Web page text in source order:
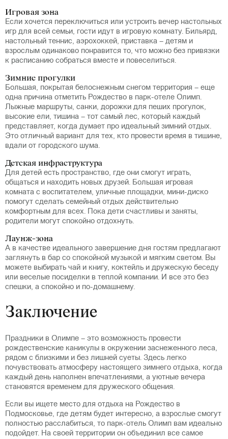
Игровая зона
Если хочется переключиться или устроить вечер настольных
игр для всей семьи, гости идут в игровую комнату. Бильярд,
настольный теннис, аэрохоккей, приставка – детям и
взрослым одинаково понравится то, что можно без привязки
к расписанию собраться вместе и повеселиться.
Зимние прогулки
Большая, покрытая белоснежным снегом территория – еще
одна причина отметить Рождество в парк-отеле Олимп.
Лыжные маршруты, санки, дорожки для пеших прогулок,
высокие ели, тишина – тот самый лес, который каждый
представляет, когда думает про идеальный зимний отдых.
Это отличный вариант для тех, кто провести время в тишине,
вдали от городского шума.
Детская инфраструктура
Для детей есть пространство, где они смогут играть,
общаться и находить новых друзей. Большая игровая
комната с воспитателем, уличные площадки, мини-диско
помогут сделать семейный отдых действительно
комфортным для всех. Пока дети счастливы и заняты,
родители могут спокойно отдохнуть.
Лаунж-зона
А в качестве идеального завершение дня гостям предлагают
заглянуть в бар со спокойной музыкой и мягким светом. Вы
можете выбирать чай и книгу, коктейль и дружескую беседу
или веселые посиделки в теплой компании. И все это без
спешки, а спокойно и по-домашнему.
Заключение
Праздники в Олимпе – это возможность провести
рождественские каникулы в окружении заснеженного леса,
рядом с близкими и без лишней суеты. Здесь легко
почувствовать атмосферу настоящего зимнего отдыха, когда
каждый день наполнен впечатлениями, а уютные вечера
становятся временем для дружеского общения.
Если вы ищете место для отдыха на Рождество в
Подмосковье, где детям будет интересно, а взрослые смогут
полностью расслабиться, то парк-отель Олимп вам идеально
подойдет. На своей территории он объединил все самое